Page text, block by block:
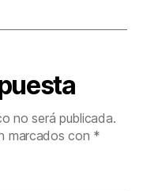
no será publicada.
marcados con *